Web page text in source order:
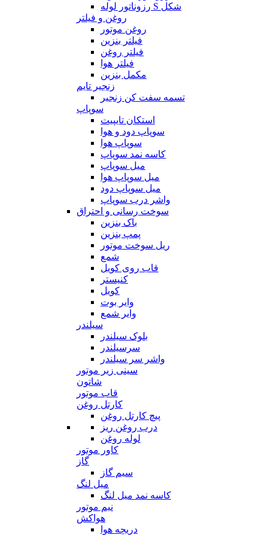
رزوناتور لوله S شکل
روغن و فیلتر
روغن موتور
فیلتر بنزین
فیلتر روغن
فیلتر هوا
مکمل بنزین
زنجیر تایم
تسمه سفت کن زنجیر
سوپاپ
استکان تایپیت
سوپاپ دود و هوا
سوپاپ هوا
کاسه نمد سوپاپ
میل سوپاپ
میل سوپاپ هوا
میل سوپاپ دود
واشر درب سوپاپ
سوخت رسانی و احتراق
باک بنزین
پمپ بنزین
ریل سوخت موتور
شمع
قاب روی کویل
کنیستر
کویل
وایر بوت
وایر شمع
سیلندر
بلوک سیلندر
سرسیلندر
واشر سر سیلندر
سینی زیر موتور
شاتون
قاب موتور
کارتل روغن
پیچ کارتل روغن
درب روغن ریز
لوله روغن
کاور موتور
گاز
سیم گاز
میل لنگ
کاسه نمد میل لنگ
نیم موتور
هواکش
دریچه هوا